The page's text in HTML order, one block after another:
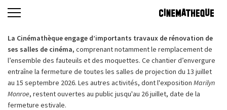
La Cinémathèque engage d’importants travaux de rénovation de
ses salles de cinéma, comprenant notamment le remplacement de
l’ensemble des fauteuils et des moquettes. Ce chantier d’envergure
entraîne la fermeture de toutes les salles de projection du 13 juillet
au 15 septembre 2026. Les autres activités, dont l'exposition Marilyn
Monroe, restent ouvertes au public jusqu'au 26 juillet, date de la
fermeture estivale.